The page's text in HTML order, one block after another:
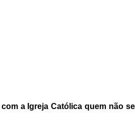
a Igreja Católica quem não